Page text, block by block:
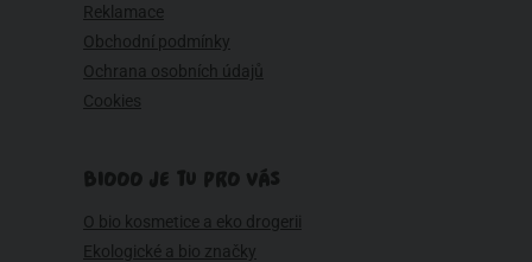
Reklamace
Obchodní podmínky
Ochrana osobních údajů
Cookies
BIOOO JE TU PRO VÁS
O bio kosmetice a eko drogerii
Ekologické a bio značky